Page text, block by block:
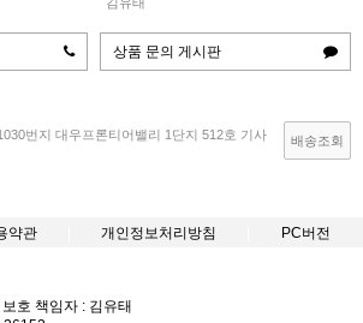
상품 문의 게시판
번지 대우프론티어밸리 1단지 512호 기사
배송조회
약관 개인정보처리방침 PC버전
호 책임자 : 김유태